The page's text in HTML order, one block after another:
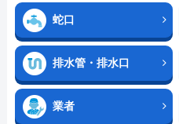
蛇口
排水管・排水口
業者